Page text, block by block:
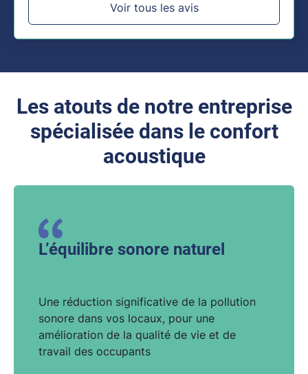
Voir tous les avis
Les atouts de notre entreprise
spécialisée dans le confort
acoustique
L’équilibre sonore naturel
Une réduction significative de la pollution
sonore dans vos locaux, pour une
amélioration de la qualité de vie et de
travail des occupants